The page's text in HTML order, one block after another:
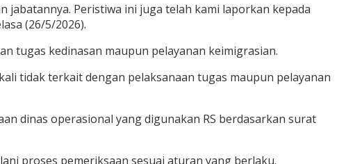
Peristiwa ini juga telah kami laporkan kepada
(26/5/2026).
tugas kedinasan maupun pelayanan keimigrasian.
tidak terkait dengan pelaksanaan tugas maupun pelayanan
dinas operasional yang digunakan RS berdasarkan surat
proses pemeriksaan sesuai aturan yang berlaku.